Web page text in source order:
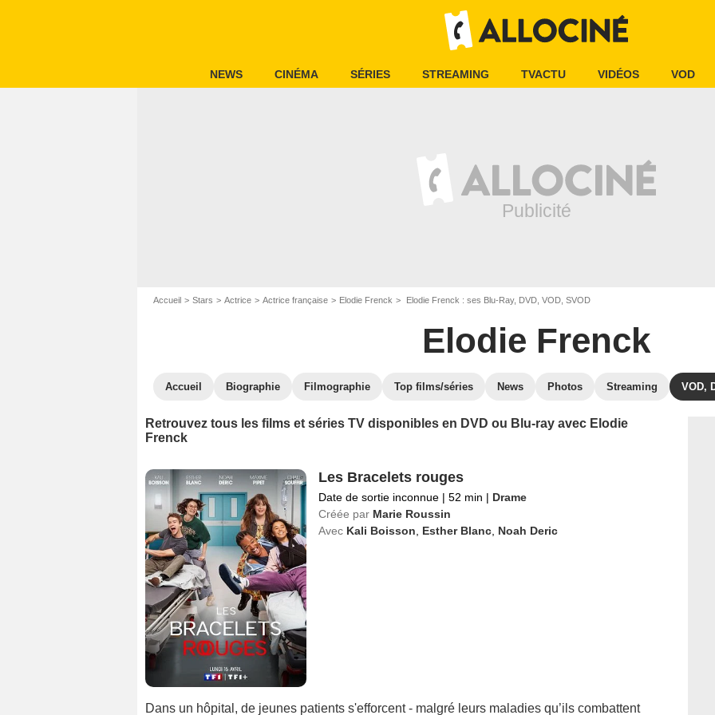
NEWS CINÉMA SÉRIES STREAMING TVACTU VIDÉOS VOD
Accueil Stars Actrice Actrice française Elodie Frenck Elodie Frenck : ses Blu-Ray, DVD, VOD, SVOD
Elodie Frenck
Accueil Biographie Filmographie Top films/séries News Photos Streaming VOD,
Retrouvez tous les films et séries TV disponibles en DVD ou Blu-ray avec Elodie
Frenck
Les Bracelets rouges
Date de sortie inconnue | 52 min | Drame
Créée par Marie Roussin
Avec Kali Boisson Esther Blanc, Noah Deric
Dans un hôpital, de jeunes patients s'efforcent - malgré leurs maladies qu’ils combattent